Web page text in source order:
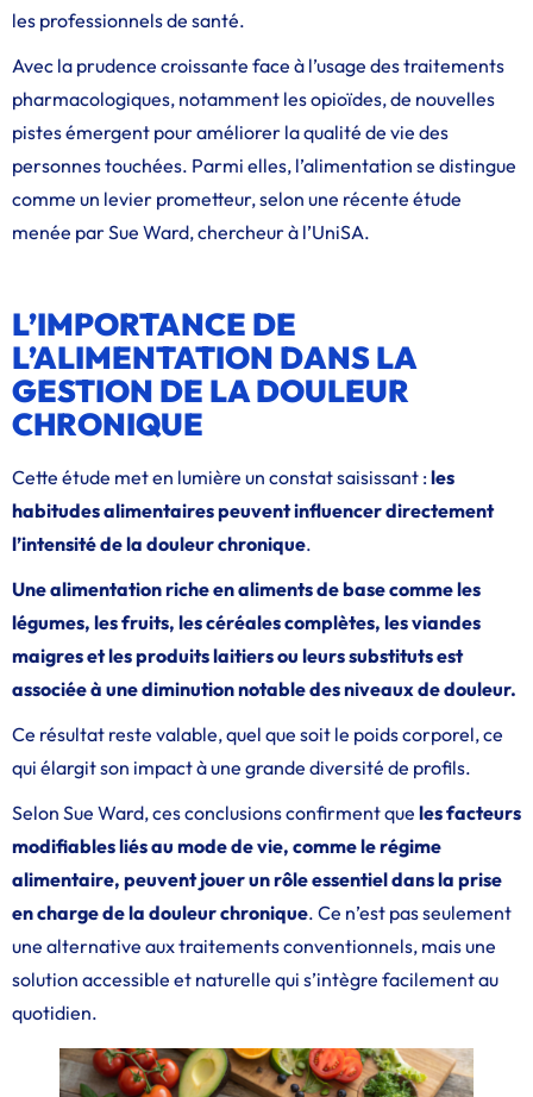
les professionnels de santé.
Avec la prudence croissante face à l’usage des traitements
pharmacologiques, notamment les opioïdes, de nouvelles
pistes émergent pour améliorer la qualité de vie des
personnes touchées. Parmi elles, l’alimentation se distingue
comme un levier prometteur, selon une récente étude
menée par Sue Ward, chercheur à l’UniSA.
L’IMPORTANCE DE
L’ALIMENTATION DANS LA
GESTION DE LA DOULEUR
CHRONIQUE
Cette étude met en lumière un constat saisissant :les
habitudes alimentaires peuvent influencer directement
l’intensité de la douleur chronique.
Une alimentation riche en aliments de base comme les
légumes, les fruits, les céréales complètes, les viandes
maigres et les produits laitiers ou leurs substituts est
associée à une diminution notable des niveaux de douleur.
Ce résultat reste valable, quel que soit le poids corporel, ce
qui élargit son impact à une grande diversité de profils.
Selon Sue Ward, ces conclusions confirment que les facteurs
modifiables liés au mode de vie, comme le régime
alimentaire, peuvent jouer un rôle essentiel dans la prise
en charge de la douleur chronique. Ce n’est pas seulement
une alternative aux traitements conventionnels, mais une
solution accessible et naturelle qui s’intègre facilement au
quotidien.